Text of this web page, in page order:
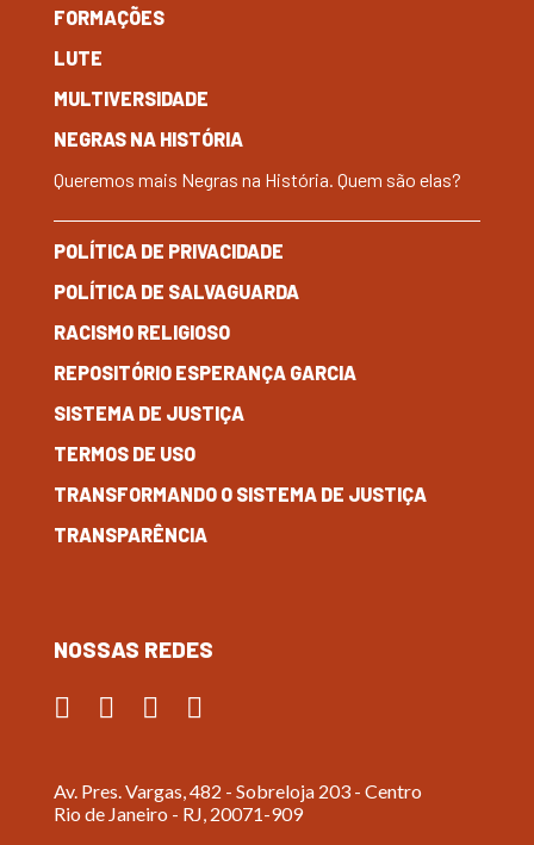
FORMAÇÕES
LUTE
MULTIVERSIDADE
NEGRAS NA HISTÓRIA
Queremos mais Negras na História. Quem são elas?
POLÍTICA DE PRIVACIDADE
POLÍTICA DE SALVAGUARDA
RACISMO RELIGIOSO
REPOSITÓRIO ESPERANÇA GARCIA
SISTEMA DE JUSTIÇA
TERMOS DE USO
TRANSFORMANDO O SISTEMA DE JUSTIÇA
TRANSPARÊNCIA
NOSSAS REDES
Av. Pres. Vargas, 482 - Sobreloja 203 - Centro
Rio de Janeiro - RJ, 20071-909